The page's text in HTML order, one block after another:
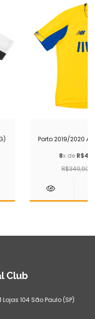
Porto 2019/2020
8x de
R$349,90
Club
104 São Paulo (SP)